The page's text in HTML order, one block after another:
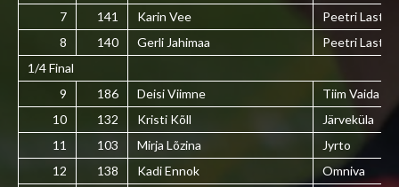
7
141 Karin Vee
Peetri
8
140 Gerli Jahimaa
Peetri
1/4 Final
9
186 Deisi Viimne
Tiim Vaida
10
132 Kristi Kõll
Järveküla
11
103 Mirja Lõzina
Jyrto
12
138 Kadi Ennok Omniva